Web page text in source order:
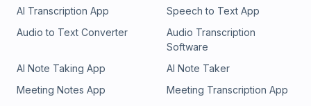
AI Transcription App
Speech to Text App
Audio to Text Converter
Audio Transcription
Software
AI Note Taking App
AI Note Taker
Meeting Notes App
Meeting Transcription App